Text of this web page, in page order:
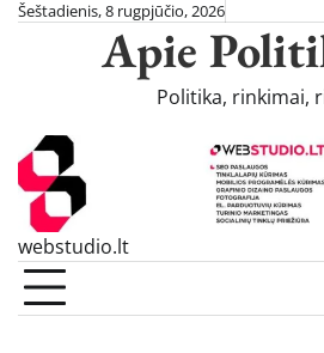
SkipŠeštadienis, 8 rugpjūčio, 2026
Apie
Politika, rinkimai,
webstudio.lt